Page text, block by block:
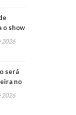
o show
45
Ouro
2026
será
no
de
2026